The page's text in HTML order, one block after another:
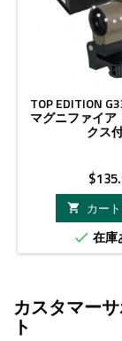
TOP EDITION
マグニファイア
クス
価
格

カー
 在庫
カスタマー
ト